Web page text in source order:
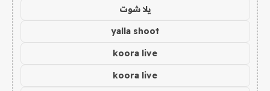
يلا شوت
yalla shoot
koora live
koora live